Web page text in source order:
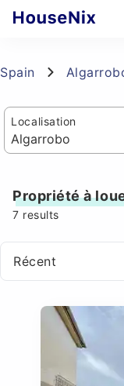
Spain
Localisation
Propriété à
7 results
Récent